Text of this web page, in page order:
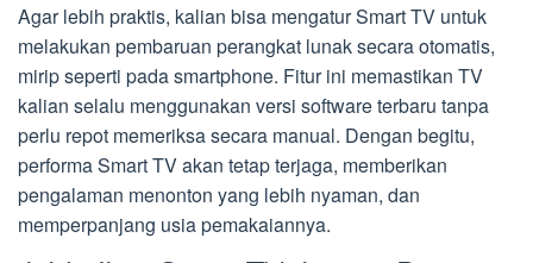
Agar lebih praktis, kalian bisa mengatur Smart TV untuk
melakukan pembaruan perangkat lunak secara otomatis,
mirip seperti pada smartphone. Fitur ini memastikan TV
kalian selalu menggunakan versi software terbaru tanpa
perlu repot memeriksa secara manual. Dengan begitu,
performa Smart TV akan tetap terjaga, memberikan
pengalaman menonton yang lebih nyaman, dan
memperpanjang usia pemakaiannya.